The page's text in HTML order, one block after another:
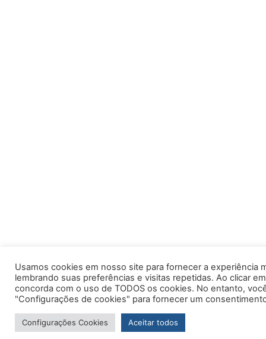
Usamos cookies em nosso site para fornecer a experiência
lembrando suas preferências e visitas repetidas. Ao clicar
concorda com o uso de TODOS os cookies. No entanto,
"Configurações de cookies" para fornecer um
Configurações Cookies Aceitar todos